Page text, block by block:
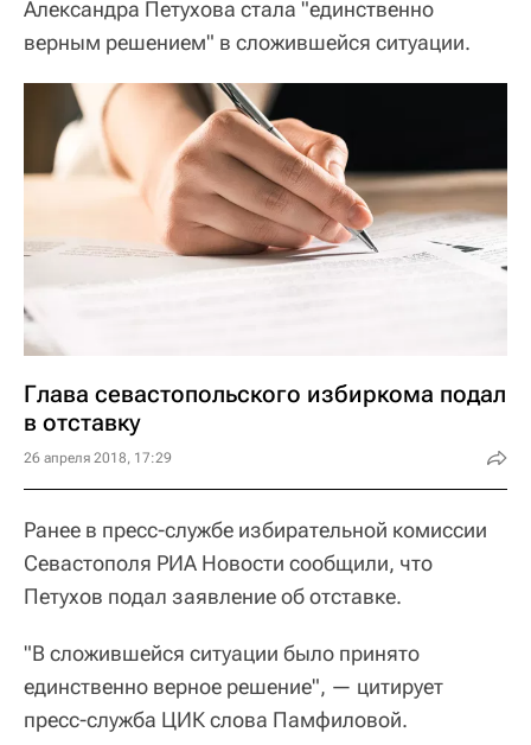
Александра Петухова стала "единственно
верным решением" в сложившейся ситуации.
Глава севастопольского избиркома подал
в отставку
26 апреля 2018, 17:29
Ранее в пресс-службе избирательной комиссии
Севастополя РИА Новости сообщили, что
Петухов подал заявление об отставке.
"В сложившейся ситуации было принято
единственно верное решение", — цитирует
пресс-служба ЦИК слова Памфиловой.